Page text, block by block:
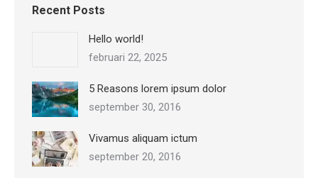
Recent Posts
Hello world!
februari 22, 2025
5 Reasons lorem ipsum dolor
september 30, 2016
Vivamus aliquam ictum
september 20, 2016